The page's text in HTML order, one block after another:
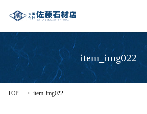
item_img022
TOP item_img022